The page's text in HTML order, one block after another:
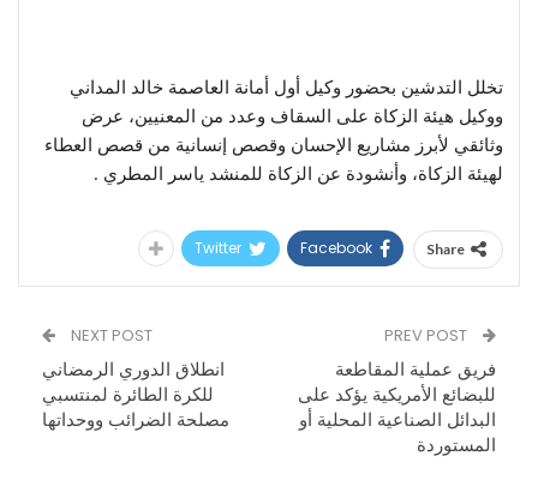
تخلل التدشين بحضور وكيل أول أمانة العاصمة خالد المداني
ووكيل هيئة الزكاة على السقاف وعدد من المعنيين، عرض
وثائقي لأبرز مشاريع الإحسان وقصص إنسانية من قصص العطاء
لهيئة الزكاة، وأنشودة عن الزكاة للمنشد ياسر المطري .
Share
Facebook
Twitter
فريق عملية المقاطعة
للبضائع الأمريكية يؤكد على
البدائل الصناعية المحلية أو
المستوردة
NEXT POST
انطلاق الدوري الرمضاني
للكرة الطائرة لمنتسبي
مصلحة الضرائب ووحداتها